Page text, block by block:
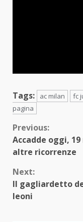
Tags: ac milan fc
pagina
Continue
Reading
Previous:
Accadde oggi,
altre ricorrenze
Next:
Il gagliardetto
leoni